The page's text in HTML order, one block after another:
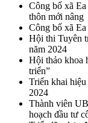
Công bố xã
thôn mới nâng
Công bố xã
Hội thi Tuyên
năm 2024
Hội thảo khoa
triển”
Triển khai
2024
Thành viên
hoạch đầu tư